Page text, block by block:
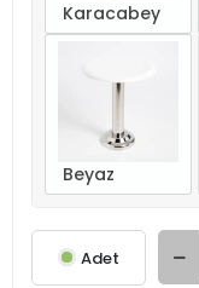
Karacabey
Beyaz
Adet